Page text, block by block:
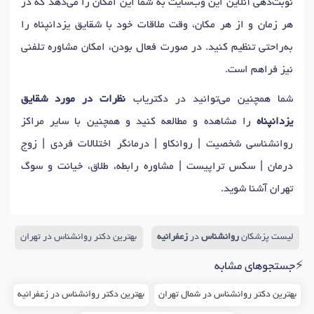
دکتراختلال دو قطبیدر تهران دکتر اختلال خوردندر تهران
دکتراختلال دیسپوریک قبل از قاعدگی (PMDD) در تهران
دکتراختلال مصرف دخانیات در تهران دکترروان درمانیدر تهران
دکتر اختلال شخصیت
درمان اختلالات جنسی
دکتر درمان شناختی رفتاری
دکتر در تهران دکتر مشاوره فردی در تهران
رواندرمانی سالمندان در تهران
افسردگی پس از زایمان
دکترمشاوره بعد از ازدواج
دکترمشاوره خیانتدر تهران دکتر مشاوره زناشویی در تهران
نوبت‌دهی آنلاین این وب‌سایت به شما این امکان را می‌دهد که در
هر زمان و از هر مکان، وقت ملاقات خود با شقایق یزدانپناه را
به‌راحتی تنظیم کنید. در صورت فعال بودن، امکان مشاوره تلفنی
نیز فراهم است.
شما همچنین می‌توانید در دکتریاب نظرات در مورد شقایق
یزدانپناه را مشاهده و مطالعه کنید و همچنین با سایر مراکز
روانشناسی شخصیت | روانکاو | درمانگر اختلالات فردی | زوج
درمان | سکس تراپیست | مشاوره رابطه، طلاق، خیانت و سوگ
تهران آشنا شوید.
لیست پزشکانروانشناس درزعفرانیه بهترین دکتر روانشناس در تهران
⚡جستجوهای مشابه
بهترین دکتر روانشناس در شمال تهران بهترین دکتر روانشناس در زعفرانیه